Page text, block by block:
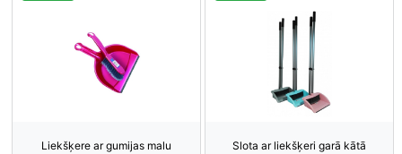
Liekšķere ar gumijas malu Slota ar liekšķeri garā kātā